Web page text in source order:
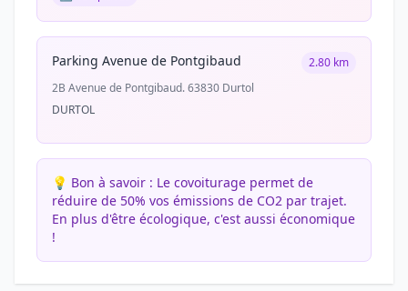
Parking Avenue de Pontgibaud
2.80 km
2B Avenue de Pontgibaud. 63830 Durtol
DURTOL
💡 Bon à savoir : Le covoiturage permet de
réduire de 50% vos émissions de CO2 par trajet.
En plus d'être écologique, c'est aussi économique
!